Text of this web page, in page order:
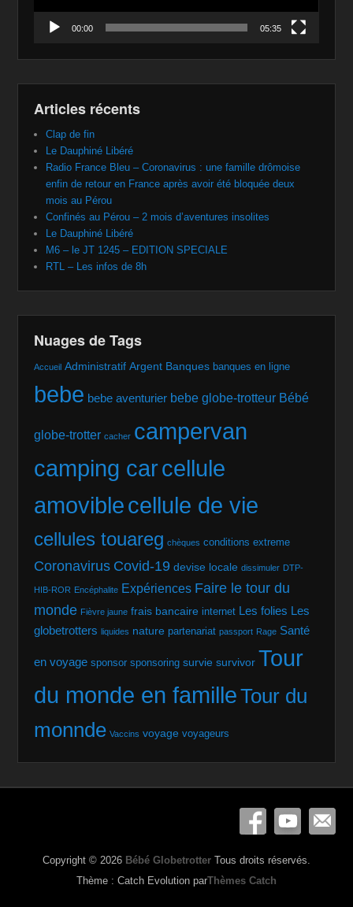
00:00 05:35
Articles récents
Clap de fin
Le Dauphiné Libéré
Radio France Bleu – Coronavirus : une famille drômoise
enfin de retour en France après avoir été bloquée deux
mois au Pérou
Confinés au Pérou – 2 mois d’aventures insolites
Le Dauphiné Libéré
M6 – le JT 1245 – EDITION SPECIALE
RTL – Les infos de 8h
Nuages de Tags
Accueil Administratif Argent Banques banques en ligne
bebe bebe aventurier bebe globe-trotteur Bébé
globe-trotter cacher campervan
camping carcellule
amoviblecellule de vie
cellules touareg chèques conditions extreme
Coronavirus Covid-19 devise locale dissimuler DTP-
HIB-ROR Encéphalite Expériences Faire le tour du
monde Fièvre jaune frais bancaire internet Les folies Les
globetrotters liquides nature partenariat passport Rage Santé
en voyage sponsor sponsoring survie survivor Tour
du monde en familleTour du
monnde Vaccins voyage voyageurs
Copyright © 2026 Bébé Globetrotter Tous droits réservés.
Thème : Catch Evolution parThèmes Catch